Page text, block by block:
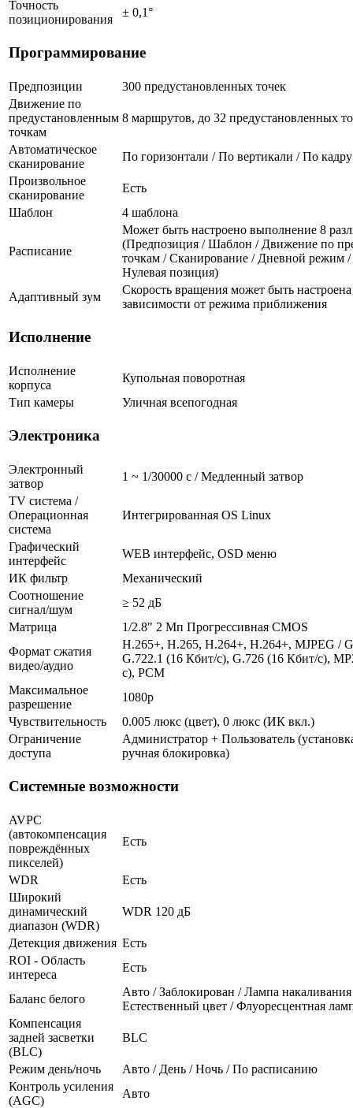
Точность
позиционирования
± 0,1°
Программирование
Предпозиции
300 предустановленных точек
Движение по
предустановленным
точкам
8 маршрутов, до 32 предустановленных
Автоматическое
сканирование
По горизонтали / По вертикали / По
Произвольное
сканирование
Есть
Шаблон
4 шаблона
Расписание
Может быть настроено выполнение 8
(Предпозиция / Шаблон / Движение по
точкам / Сканирование / Дневной режим
Нулевая позиция)
Адаптивный зум
Скорость вращения может быть
зависимости от режима приближения
Исполнение
Исполнение
корпуса
Купольная поворотная
Тип камеры
Уличная всепогодная
Электроника
Электронный
затвор
1 ~ 1/30000 с / Медленный затвор
TV система /
Операционная
система
Интегрированная OS Linux
Графический
интерфейс
WEB интерфейс, OSD меню
ИК фильтр
Механический
Соотношение
сигнал/шум
≥ 52 дБ
Матрица
1/2.8" 2 Мп Прогрессивная CMOS
Формат сжатия
видео/аудио
H.265+, H.265, H.264+, H.264+, MJPEG /
G.722.1 (16 Кбит/с), G.726 (16 Кбит/с),
с), PCM
Максимальное
разрешение
1080p
Чувствительность
0.005 люкс (цвет), 0 люкс (ИК вкл.)
Ограничение
доступа
Администратор + Пользователь
ручная блокировка)
Системные возможности
AVPC
(автокомпенсация
повреждённых
пикселей)
Есть
WDR
Есть
Широкий
динамический
диапазон (WDR)
WDR 120 дБ
Детекция движения Есть
ROI - Область
интереса
Есть
Баланс белого
Авто / Заблокирован / Лампа
Естественный цвет / Флуоресцентная
Компенсация
задней засветки
(BLC)
BLC
Режим день/ночь
Авто / День / Ночь / По расписанию
Контроль усиления
(AGC)
Авто